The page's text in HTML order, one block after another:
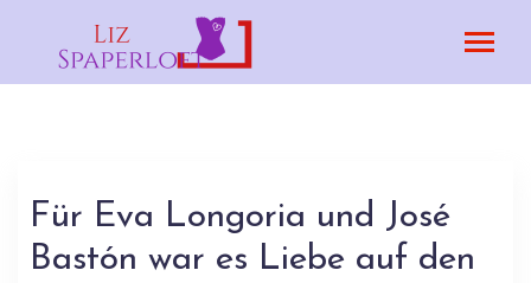
Für Eva Longoria und José
Bastón war es Liebe auf den